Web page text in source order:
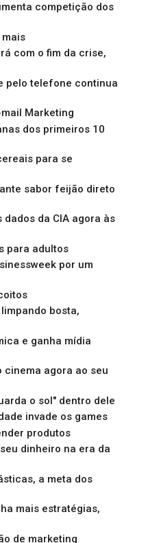
competição dos
com o fim da crise,
pelo telefone continua
Marketing
dos primeiros 10
para se
sabor feijão direto
dados da CIA agora às
para adultos
por um
bosta,
e ganha mídia
agora ao seu
o sol" dentro dele
invade os games
produtos
dinheiro na era da
a meta dos
mais estratégias,
de marketing